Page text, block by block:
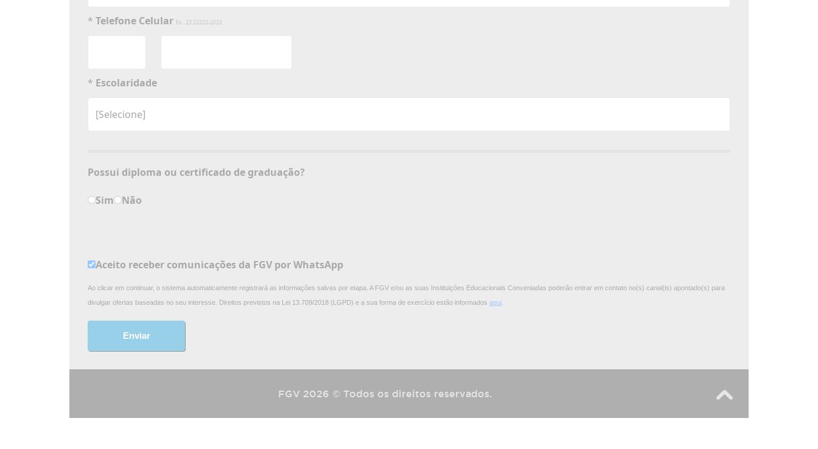
* Telefone Celular Ex.: 22 22222-2222
* Escolaridade
Possui diploma ou certificado de graduação?
Sim Não
Aceito receber comunicações da FGV por WhatsApp
Ao clicar em continuar, o sistema automaticamente registrará as informações salvas por etapa. A FGV e/ou as suas Instituições Educacionais Conveniadas poderão entrar em contato no(s) canal(is) apontado(s) para
divulgar ofertas baseadas no seu interesse. Direitos previstos na Lei 13.709/2018 (LGPD) e a sua forma de exercício estão informados aqui
Enviar
FGV 2026 © Todos os direitos reservados.